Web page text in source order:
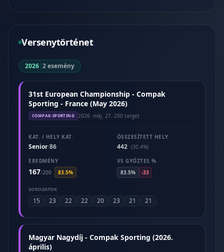
Versenytörténet
2026|2 esemény
31st European Championship - Compak
Sporting - France (May 2026)
COMPAK-SPORTING 2026. máj. 27. ·200 target
KAT. / HELY KAT.
Senior/86
ÖSSZESÍTETT HELY
442 (30.4%)
EREDMÉNY
167/200 83.5%
VS GYŐZTES %
83.5%
-33
SOROZATOK
15 23 22 22 20 23 21 21
Magyar Nagydíj - Compak Sporting (2026.
április)